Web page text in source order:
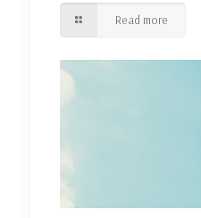
Read more